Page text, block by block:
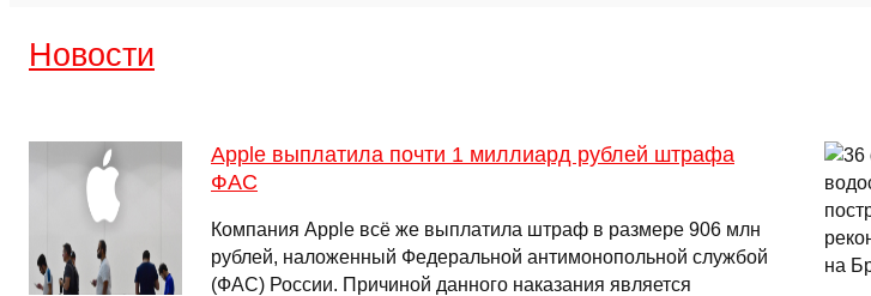
Новости
Apple выплатила почти 1 миллиард рублей штрафа
ФАС
Компания Apple всё же выплатила штраф в размере 906 млн
рублей, наложенный Федеральной антимонопольной службой
(ФАС) России. Причиной данного наказания является